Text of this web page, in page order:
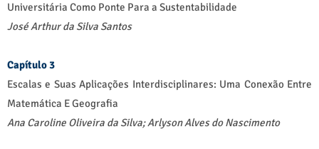
Universitária Como Ponte Para a Sustentabilidade
José Arthur da Silva Santos
Capítulo 3
Escalas e Suas Aplicações Interdisciplinares: Uma Conexão Entre
Matemática E Geografia
Ana Caroline Oliveira da Silva;Arlyson Alves do Nascimento